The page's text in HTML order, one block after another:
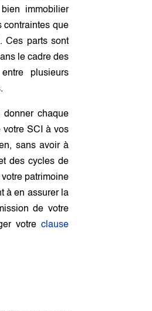
immobilier
contraintes que
Ces parts sont
le cadre des
plusieurs
chaque
votre SCI à vos
sans avoir à
des cycles de
patrimoine
à en assurer la
de votre
votre clause